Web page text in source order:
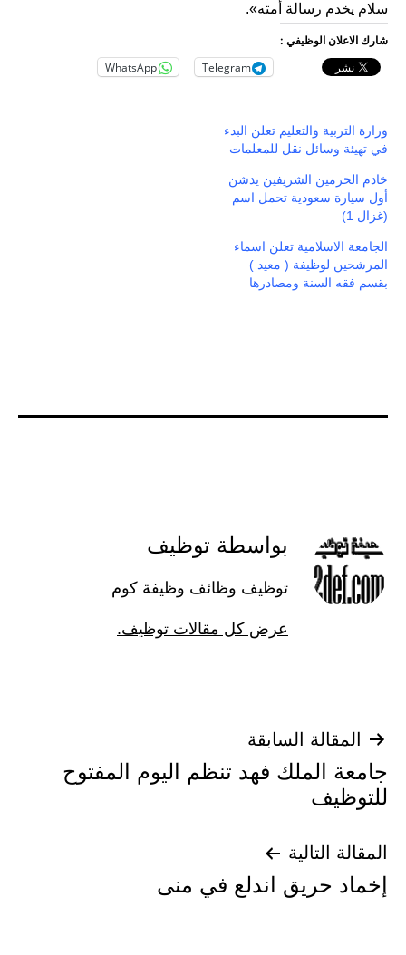
سلام يخدم رسالة أمته».
شارك الاعلان الوظيفي :
Telegram
WhatsApp
وزارة التربية والتعليم تعلن البدء
في تهيئة وسائل نقل للمعلمات
خادم الحرمين الشريفين يدشن
أول سيارة سعودية تحمل اسم
(غزال 1)
الجامعة الاسلامية تعلن اسماء
المرشحين لوظيفة ( معيد )
بقسم فقه السنة ومصادرها
بواسطة توظيف
توظيف وظائف وظيفة كوم
عرض كل مقالات توظيف.
تصفّح
المقالات
المقالة السابقة
جامعة الملك فهد تنظم اليوم المفتوح
للتوظيف
المقالة التالية
إخماد حريق اندلع في منى